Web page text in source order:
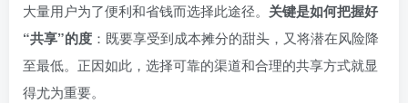
大量用户为了便利和省钱而选择此途径。 关键是如何把握好
“共享”的度 ：既要享受到成本摊分的甜头，又将潜在风险降
至最低。正因如此，选择可靠的渠道和合理的共享方式就显
得尤为重要。